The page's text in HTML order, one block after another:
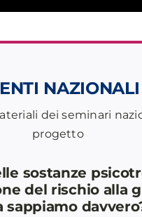
NAZIONALI
dei seminari
progetto
sostanze
del rischio alla
sappiamo